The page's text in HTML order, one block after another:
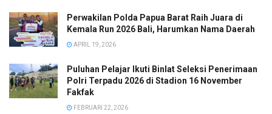
Perwakilan Polda Papua Barat Raih Juara di
Kemala Run 2026 Bali, Harumkan Nama Daerah
APRIL 19, 2026
Puluhan Pelajar Ikuti Binlat Seleksi Penerimaan
Polri Terpadu 2026 di Stadion 16 November
Fakfak
FEBRUARI 22, 2026